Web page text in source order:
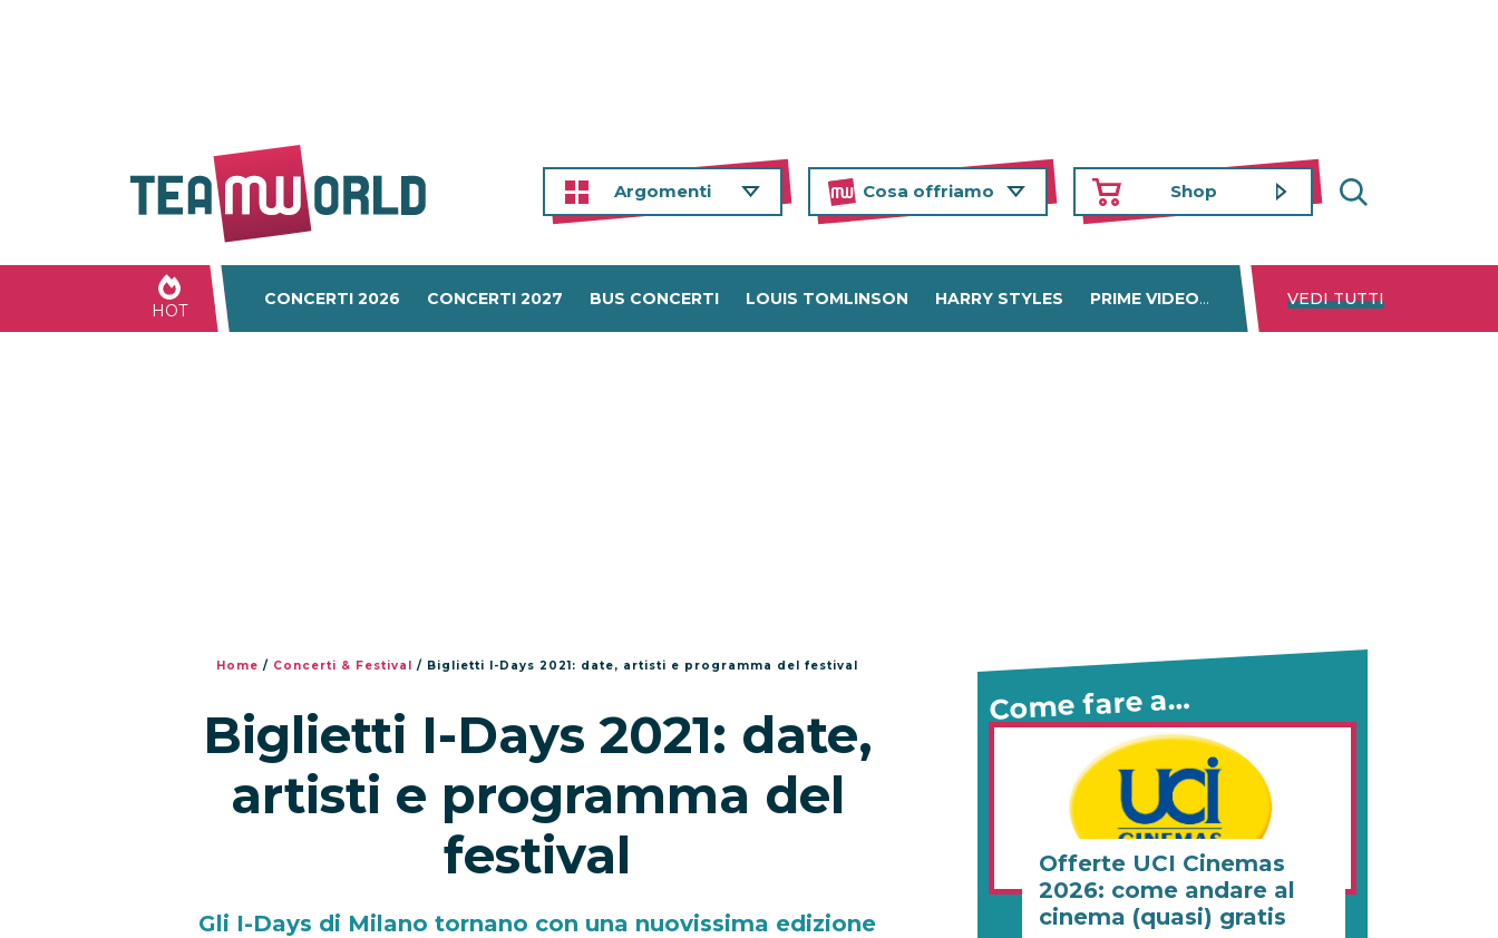
Argomenti Cosa offriamo Shop
HOT
CONCERTI 2026 CONCERTI 2027 BUS CONCERTI LOUIS TOMLINSON HARRY STYLES PRIME VIDEO DISNEY+ NETFLIX
VEDI TUTTI
Home / Concerti & Festival / Biglietti I-Days 2021: date, artisti e programma del festival
Biglietti I-Days 2021: date,
artisti e programma del
festival
Gli I-Days di Milano tornano con una nuovissima edizione
Come fare a…
Offerte UCI Cinemas
2026: come andare al
cinema (quasi) gratis